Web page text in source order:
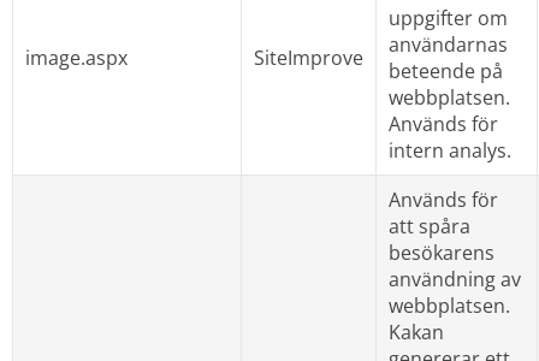
image.aspx SiteImprove
uppgifter om
användarnas
beteende på
webbplatsen.
Används för
intern analys.
Används för
att spåra
besökarens
användning av
webbplatsen.
Kakan